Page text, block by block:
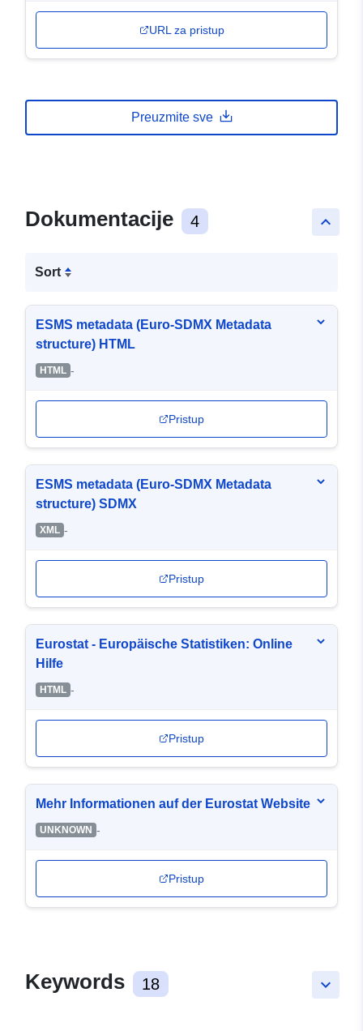
URL za pristup
Preuzmite sve
keyboard_arrow_up
Dokumentacije 4
Sort
ESMS metadata (Euro-SDMX Metadata
structure) HTML
HTML -
Pristup
ESMS metadata (Euro-SDMX Metadata
structure) SDMX
XML -
Pristup
Eurostat - Europäische Statistiken: Online
Hilfe
HTML -
Pristup
Mehr Informationen auf der Eurostat Website
UNKNOWN -
Pristup
keyboard_arrow_down
Keywords 18